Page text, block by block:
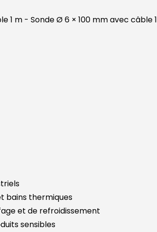
1 m - Sonde Ø 6 × 100 mm avec
bains thermiques
et de refroidissement
sensibles